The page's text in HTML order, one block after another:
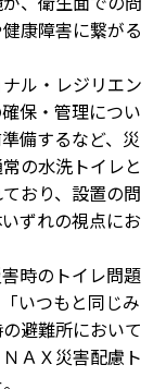
康障害に繋がる
ル・レジリエン
保・管理につい
備するなど、災
の水洗トイレと
おり、設置の問
ずれの視点にお
時のトイレ問題
いつもと同じみ
避難所において
ＡＸ災害配慮ト